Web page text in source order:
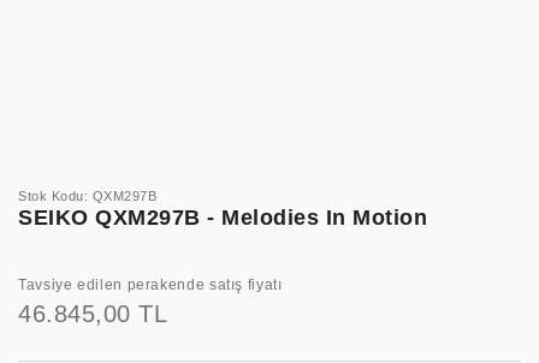
Stok Kodu: QXM297B
SEIKO QXM297B - Melodies In Motion
Tavsiye edilen perakende satış fiyatı
46.845,00 TL